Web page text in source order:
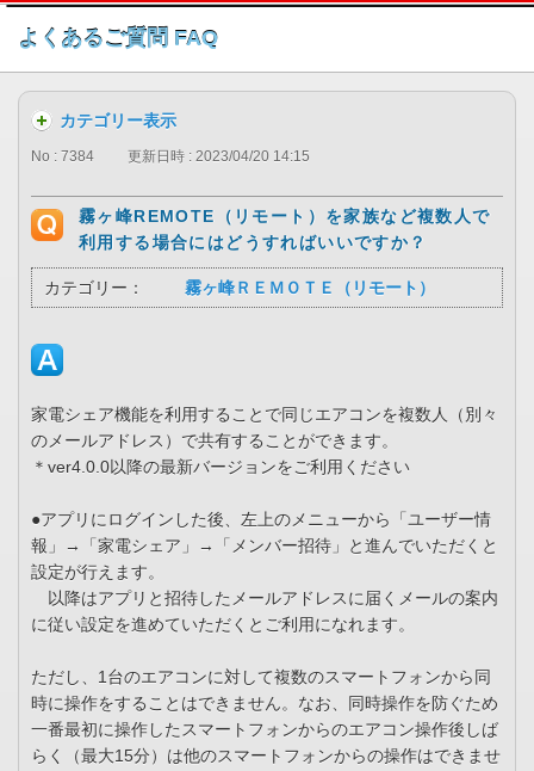
このページの本文へ
よくあるご質問 FAQ
カテゴリー表示
No : 7384 更新日時 : 2023/04/20 14:15
霧ヶ峰REMOTE（リモート）を家族など複数人で
利用する場合にはどうすればいいですか？
カテゴリー： 霧ヶ峰ＲＥＭＯＴＥ（リモート）
家電シェア機能を利用することで同じエアコンを複数人（別々
のメールアドレス）で共有することができます。
＊ver4.0.0以降の最新バージョンをご利用ください
●アプリにログインした後、左上のメニューから「ユーザー情
報」→「家電シェア」→「メンバー招待」と進んでいただくと
設定が行えます。
以降はアプリと招待したメールアドレスに届くメールの案内
に従い設定を進めていただくとご利用になれます。
ただし、1台のエアコンに対して複数のスマートフォンから同
時に操作をすることはできません。なお、同時操作を防ぐため
一番最初に操作したスマートフォンからのエアコン操作後しば
らく（最大15分）は他のスマートフォンからの操作はできませ